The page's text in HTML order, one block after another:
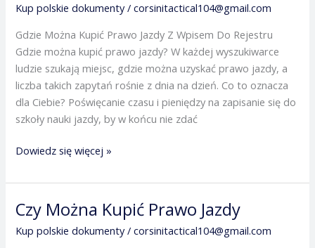
Kup polskie dokumenty/corsinitactical104@gmail.com
Gdzie Można Kupić Prawo Jazdy Z Wpisem Do Rejestru
Gdzie można kupić prawo jazdy? W każdej wyszukiwarce
ludzie szukają miejsc, gdzie można uzyskać prawo jazdy, a
liczba takich zapytań rośnie z dnia na dzień. Co to oznacza
dla Ciebie? Poświęcanie czasu i pieniędzy na zapisanie się do
szkoły nauki jazdy, by w końcu nie zdać
kupić
prawo
jazdy
Dowiedz się więcej »
Czy Można Kupić Prawo Jazdy
Kup polskie dokumenty/corsinitactical104@gmail.com
Czy
Można
Kupić